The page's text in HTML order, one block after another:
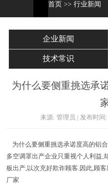
首页 >> 行业新闻
企业新闻
技术常识
为什么要侧重挑选承
来源: 管理员 | 发布时间
为什么要侧重挑选承诺度高的铝
多空调罩出产企业只重视个人利益,
板出产,以次充好欺诈顾客.因此,顾
厂家